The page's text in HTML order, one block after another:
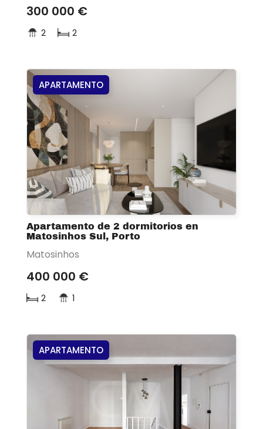
300 000 €
2 2
APARTAMENTO
Apartamento de 2 dormitorios en
Matosinhos Sul, Porto
Matosinhos
400 000 €
2 1
APARTAMENTO